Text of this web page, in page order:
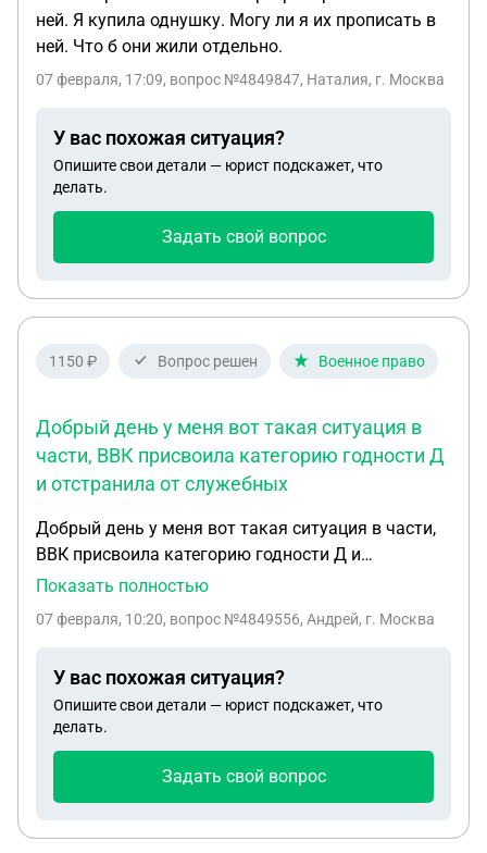
ней. Я купила однушку. Могу ли я их прописать в
ней. Что б они жили отдельно.
07 февраля, 17:09, вопрос №4849847, Наталия, г. Москва
У вас похожая ситуация?
Опишите свои детали — юрист подскажет, что
делать.
Задать свой вопрос
1150 ₽ Вопрос решен Военное право
Добрый день у меня вот такая ситуация в
части, ВВК присвоила категорию годности Д
и отстранила от служебных
Добрый день у меня вот такая ситуация в части,
ВВК присвоила категорию годности Д и
отстранила от служебных обязанностей я написал
в части не могут оставить предложили перевод,
настаивает что бы я написал рапорт о сдаче дел и
должности под видом что бы его не наказала
проверка. И приютом заставляет находиться на
мин. От части. Вопрос в том зачем мне писать
пока не пришли документы о переводе.
Показать полностью
07 февраля, 10:20, вопрос №4849556, Андрей, г. Москва
У вас похожая ситуация?
Опишите свои детали — юрист подскажет, что
делать.
Задать свой вопрос